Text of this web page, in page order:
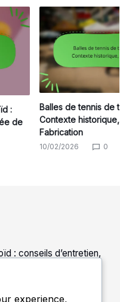
:
de
Balles de tennis de
Contexte
Fabrication
10/02/2026 0
: conseils d’entretien,
: Contexte
experience,